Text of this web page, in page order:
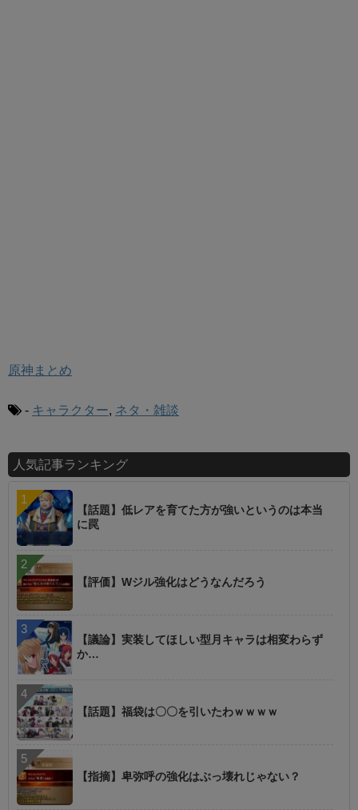
原神まとめ
- キャラクター, ネタ・雑談
人気記事ランキング
【話題】低レアを育てた方が強いというのは本当
に罠
【評価】Wジル強化はどうなんだろう
【議論】実装してほしい型月キャラは相変わらず
か…
【話題】福袋は〇〇を引いたわｗｗｗｗ
【指摘】卑弥呼の強化はぶっ壊れじゃない？